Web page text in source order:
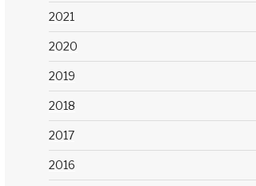
2021
2020
2019
2018
2017
2016